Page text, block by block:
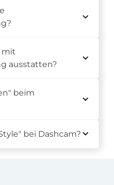
mit
ausstatten?
beim
bei Dashcam?